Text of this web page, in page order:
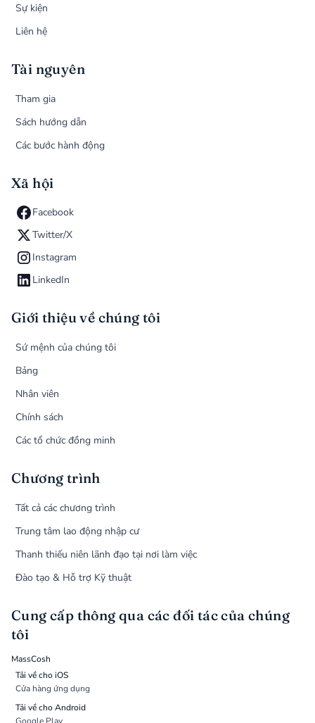
Sự kiện
Liên hệ
Tài nguyên
Tham gia
Sách hướng dẫn
Các bước hành động
Xã hội
Facebook
Twitter/X
Instagram
LinkedIn
Giới thiệu về chúng tôi
Sứ mệnh của chúng tôi
Bảng
Nhân viên
Chính sách
Các tổ chức đồng minh
Chương trình
Tất cả các chương trình
Trung tâm lao động nhập cư
Thanh thiếu niên lãnh đạo tại nơi làm việc
Đào tạo & Hỗ trợ Kỹ thuật
Cung cấp thông qua các đối tác của chúng
tôi
MassCosh
Tải về cho iOS
Cửa hàng ứng dụng
Tải về cho Android
Google Play